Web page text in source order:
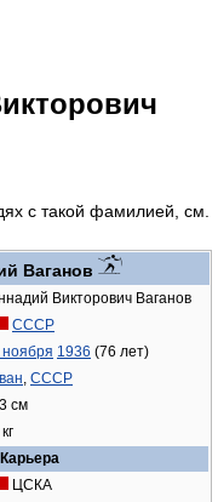
с такой фамилией, см.
Ваганов
Викторович Ваганов
СССР
1936 (76 лет)
, СССР
см
Карьера
ЦСКА